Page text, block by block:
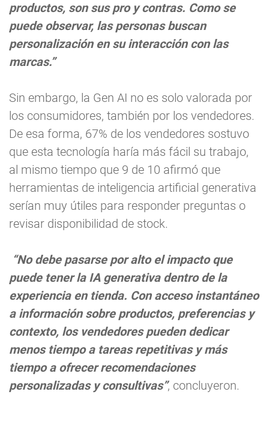
productos, son sus pro y contras. Como se
puede observar, las personas buscan
personalización en su interacción con las
marcas.”
Sin embargo, la Gen AI no es solo valorada por
los consumidores, también por los vendedores.
De esa forma, 67% de los vendedores sostuvo
que esta tecnología haría más fácil su trabajo,
al mismo tiempo que 9 de 10 afirmó que
herramientas de inteligencia artificial generativa
serían muy útiles para responder preguntas o
revisar disponibilidad de stock.
“No debe pasarse por alto el impacto que
puede tener la IA generativa dentro de la
experiencia en tienda. Con acceso instantáneo
a información sobre productos, preferencias y
contexto, los vendedores pueden dedicar
menos tiempo a tareas repetitivas y más
tiempo a ofrecer recomendaciones
personalizadas y consultivas”, concluyeron.